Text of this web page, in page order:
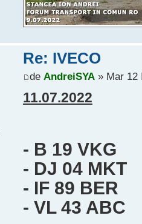
Re: IVECO
de AndreiSYA» Mar 12
11.07.2022
- B 19 VKG
- DJ 04 MKT
- IF 89 BER
- VL 43 ABC